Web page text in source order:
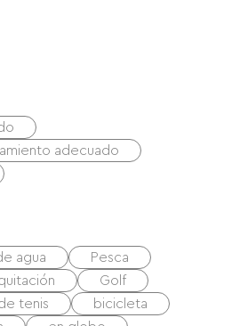
aux alentours,
à 4km.
adecuado
agua
Pesca
Golf
tenis
bicicleta